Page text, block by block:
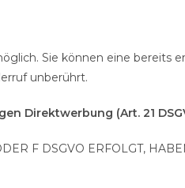
Sie können eine bereits
unberührt.
Direktwerbung (Art. 21
F DSGVO ERFOLGT,